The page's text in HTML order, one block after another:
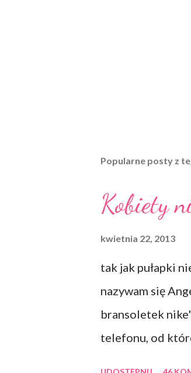
Popularne posty z
Kobiety
kwietnia 22, 2013
tak jak pułapki
nazywam się
bransoletek
telefonu, od